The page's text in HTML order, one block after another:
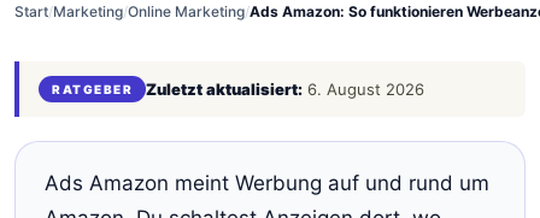
Start/Marketing/Online Marketing/Ads Amazon: So funktionieren
RATGEBER Zuletzt aktualisiert: 6. August 2026
Ads Amazon meint Werbung auf und rund um